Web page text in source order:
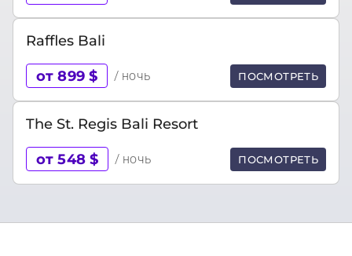
Raffles Bali
от 899 $ / ночь ПОСМОТРЕТЬ
The St. Regis Bali Resort
от 548 $ / ночь ПОСМОТРЕТЬ